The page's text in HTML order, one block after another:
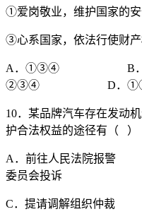
①爱岗敬业，维护国家的
③心系国家，依法行使财
A．①③④ B
②③④ D．
10．某品牌汽车存在发动
护合法权益的途径有（ ）
A．前往人民
委员会投诉
C．提请调解